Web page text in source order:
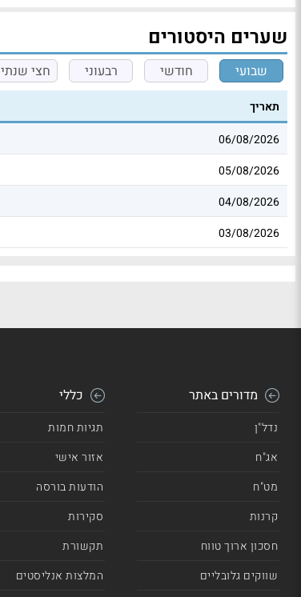
שערים היסטורים
שבועי חודשי רבעוני חצי שנתי
תאריך
06/08/2026
05/08/2026
04/08/2026
03/08/2026
מדורים באתר
נדל"ן
אג"ח
מט"ח
קרנות
חסכון ארוך טווח
שווקים גלובליים
כללי
תגיות חמות
אזור אישי
הודעות בורסה
סקירות
תקשורת
המלצות אנליסטים